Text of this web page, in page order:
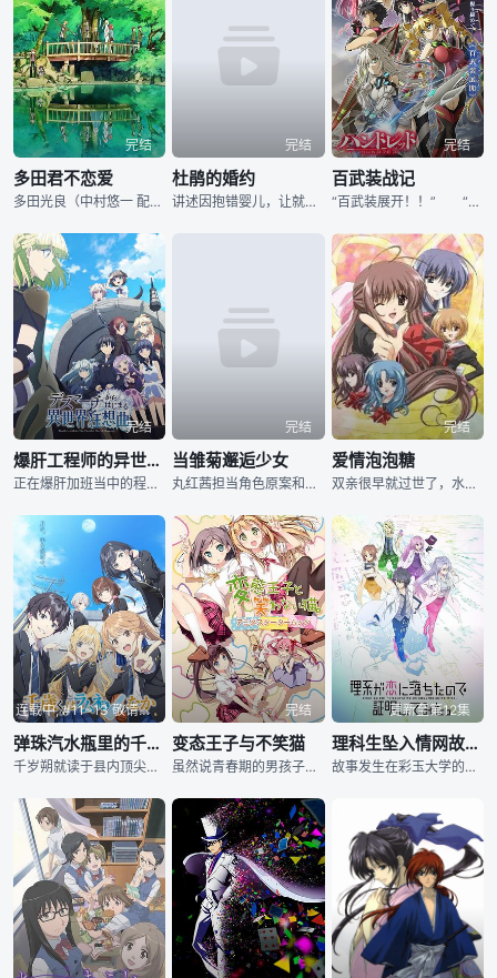
完结
多田君不恋爱
多田光良（中村悠一 配音）是一位平凡的高中二年级学生，祖父经营着一间和他同名的咖啡店。多田的梦想是能够成为一名摄影师，因为这是他已故的父亲的职业，多田希望自己有朝一日能够继承父亲的衣钵。一次偶然之
完结
杜鹃的婚约
讲述因抱错婴儿，让就读名门私立学校的男子高中生「海野凪」与酒店总裁千金「天野绘里香」被父母订下婚约，但凪暗恋着「濑川弥」，而凪的妹妹也对他有着不一样的心情，因此展开一场四角关系的恋爱喜剧。
完结
百武装战记
“百武装展开！！” “HUNDRED”──那是能对抗袭击地球的神祕生物“蛮族”（Savage）的唯一武器。 主角如月隼人为了成为能够驾驭HUNDRED的武艺者（Slayer），进入海上学园都市
完结
爆肝工程师的异世界狂想曲
正在爆肝加班当中的程式设计师，游戏中名为“佐藤”的铃木一郎（29岁）。 原本应该在小睡片刻的他，回过神竟发现自己被放逐到了陌生的异世界。 连慌乱的闲暇都没有，一大群从未见过的怪物逼近眼前，流星
完结
当雏菊邂逅少女
丸红茜担当角色原案和脚本的短篇动画《でーじミーツガール》公开第1弹PV，本作将于10月播出。
完结
爱情泡泡糖
双亲很早就过世了，水原凉带着妹妹明钟住在简朴的公寓中。 突然有一天，从天而降一位神秘的美少女益田西守歌，她率领着一个黑衣军团，自称是水原凉的未婚妻。 而水原凉却不愿意接受这个事实，于是，一幕幕
连载中, #11~13 敬请期待
弹珠汽水瓶里的千岁同学
千岁朔就读于县内顶尖的重点学校——藤志高中。他成绩优异、运动全能、社交能力出众，不论好坏总是备受瞩目，身边聚集着光彩照人的伙伴，令人羡慕不已。进入新班级迎来的高二春天，朔被委托帮助一位闭门不出的学生重新融入集体……这是一个以福井为舞台的湛蓝澄澈、耀眼夺目，又能触动人心的青春故事！
完结
变态王子与不笑猫
虽然说青春期的男孩子对女孩子感兴趣是极为正常和健康的事情，但少年横寺阳人（梶裕贵 配音）显然已经超出了正常的范围，在他的脑子里，除了妹子外别无他物，就连加入田径社这么热血的事情，也只是因为可以看见
更新至第12集
理科生坠入情网故尝试证明
故事发生在彩玉大学的理科研究室内，冰室菖蒲（雨宫天 配音）和雪村心夜（内田雄马 配音）是在这里工作的两名研究生。某日，让心夜没有想到的是，自己竟然收到了菖蒲的告白。所为万事以科学为上的理科研究生，